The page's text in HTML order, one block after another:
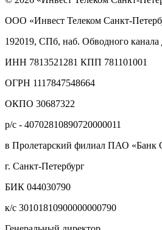
ООО «Инвест Телеком Санкт-
192019, СПб, наб. Обводного канала
ИНН 7813521281 КПП 781101001
ОГРН 1117847548664
ОКПО 30687322
р/с - 40702810890720000011
в Пролетарский филиал ПАО «Банк
г. Санкт-Петербург
БИК 044030790
к/с 30101810900000000790